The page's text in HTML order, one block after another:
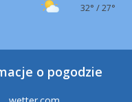
32° /27°
o pogodzie